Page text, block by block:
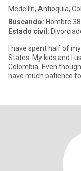
Medellín, Antioquia,
Buscando: Hombre
Estado civil:
I have spent half of
States. My kids and I usually spend the Summer with my family in
Colombia. Even
have much patience